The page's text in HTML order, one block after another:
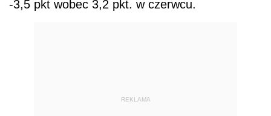
-3,5 pkt wobec 3,2 pkt. w czerwcu.
REKLAMA